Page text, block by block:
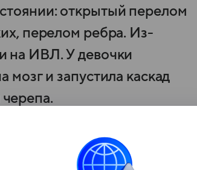
открытый перелом
перелом ребра. Из-
на ИВЛ. У девочки
мозг и запустила каскад
комплексом под Находкой, когда
ее доставили в критическом